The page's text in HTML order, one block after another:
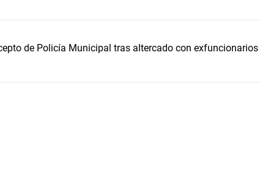
de Policía Municipal tras altercado con exfuncionarios